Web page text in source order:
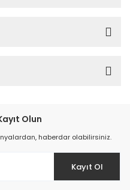
Olun
haberdar olabilirsiniz.
Kayıt Ol